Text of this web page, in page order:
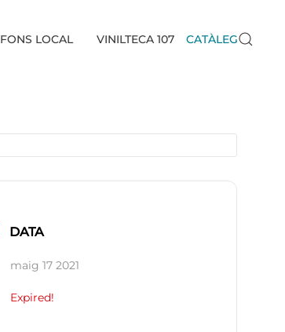
FONS LOCAL VINILTECA 107 CATÀLEG
DATA
maig 17 2021
Expired!